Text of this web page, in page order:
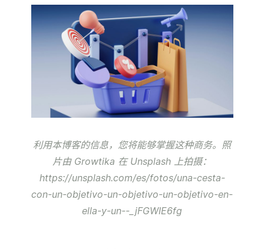
利用本博客的信息，您将能够掌握这种商务。照
片由 Growtika 在 Unsplash 上拍摄：
https://unsplash.com/es/fotos/una-cesta-
con-un-objetivo-un-objetivo-un-objetivo-en-
ella-y-un--_jFGWIE6fg